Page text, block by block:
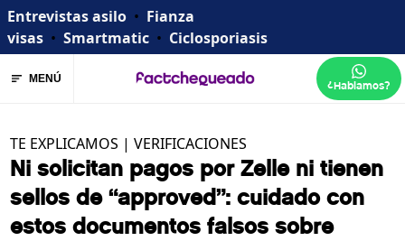
Entrevistas asilo • Fianza
visas • Smartmatic • Ciclosporiasis
MENÚ ¿Hablamos?
TE EXPLICAMOS |VERIFICACIONES
Ni solicitan pagos por Zelle ni tienen
sellos de “approved”: cuidado con
estos documentos falsos sobre